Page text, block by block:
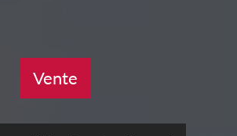
Vente